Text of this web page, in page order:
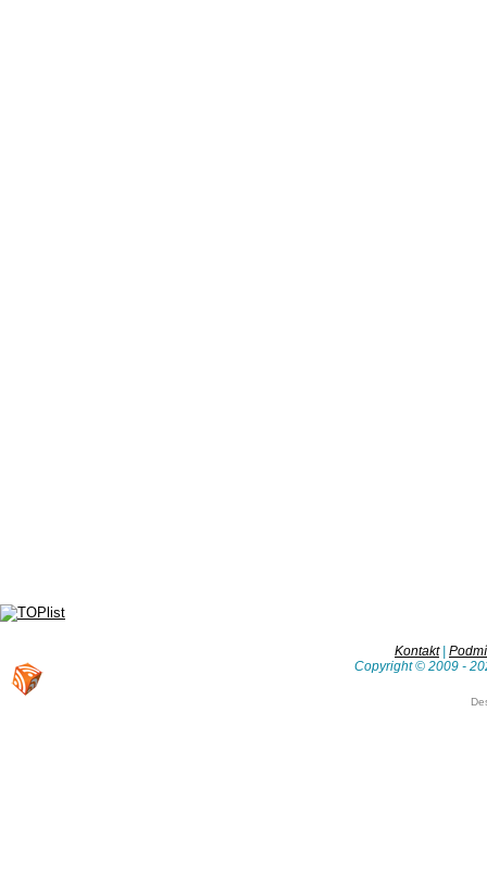
Kontakt|
Copyright © 2009 -